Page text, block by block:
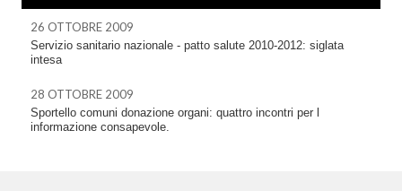
26 OTTOBRE 2009
Servizio sanitario nazionale - patto salute 2010-2012: siglata
intesa
28 OTTOBRE 2009
Sportello comuni donazione organi: quattro incontri per l
informazione consapevole.